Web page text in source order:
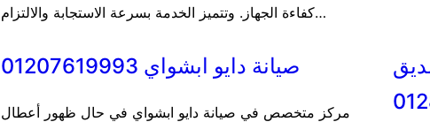
كفاءة الجهاز. وتتميز الخدمة بسرعة الاستجابة والالتزام…
صيانة دايو ابشواي 01207619993
مركز متخصص في صيانة دايو ابشواي في حال ظهور أعطال